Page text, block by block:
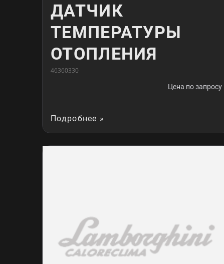
ДАТЧИК
ТЕМПЕРАТУРЫ
ОТОПЛЕНИЯ
46360330
Цена по запросу
Подробнее »